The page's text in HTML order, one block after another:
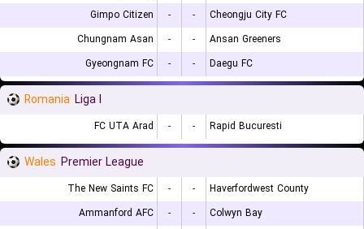
Gimpo Citizen
- -
Cheongju City FC
Chungnam Asan
- -
Ansan Greeners
Gyeongnam FC
- - Daegu FC
Romania Liga I
FC UTA Arad - - Rapid Bucuresti
Wales Premier League
The New Saints FC - -
Haverfordwest County
Ammanford AFC
- -
Colwyn Bay